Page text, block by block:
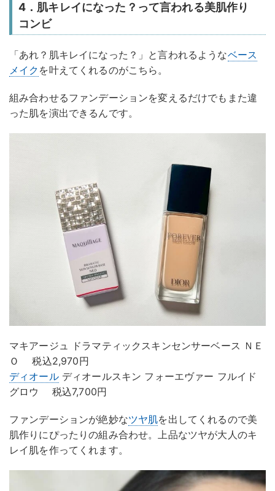
4．肌キレイになった？って言われる美肌作り
コンビ
「あれ？肌キレイになった？」と言われるようなベース
メイク を叶えてくれるのがこちら。
組み合わせるファンデーションを変えるだけでもまた違
った肌を演出できるんです。
マキアージュ ドラマティックスキンセンサーベース ＮＥ
Ｏ 税込2,970円
ディオールディオールスキン フォーエヴァー フルイド
グロウ 税込7,700円
ファンデーションが絶妙なツヤ肌を出してくれるので美
肌作りにぴったりの組み合わせ。上品なツヤが大人のキ
レイ肌を作ってくれます。